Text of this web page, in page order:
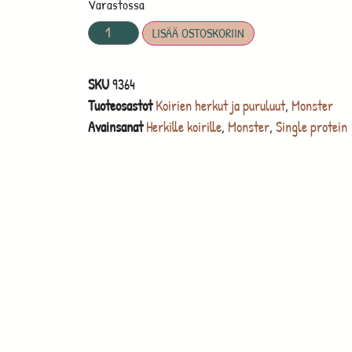
Varastossa
LISÄÄ OSTOSKORIIN
SKU9364
Tuoteosastot Koirien herkut ja puruluut, Monster
Avainsanat Herkille koirille, Monster, Single protein